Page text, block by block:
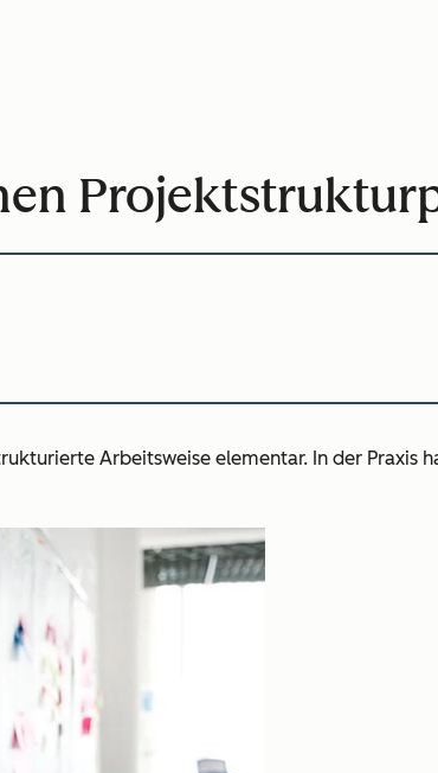
Arbeitsweise elementar. In der Praxis